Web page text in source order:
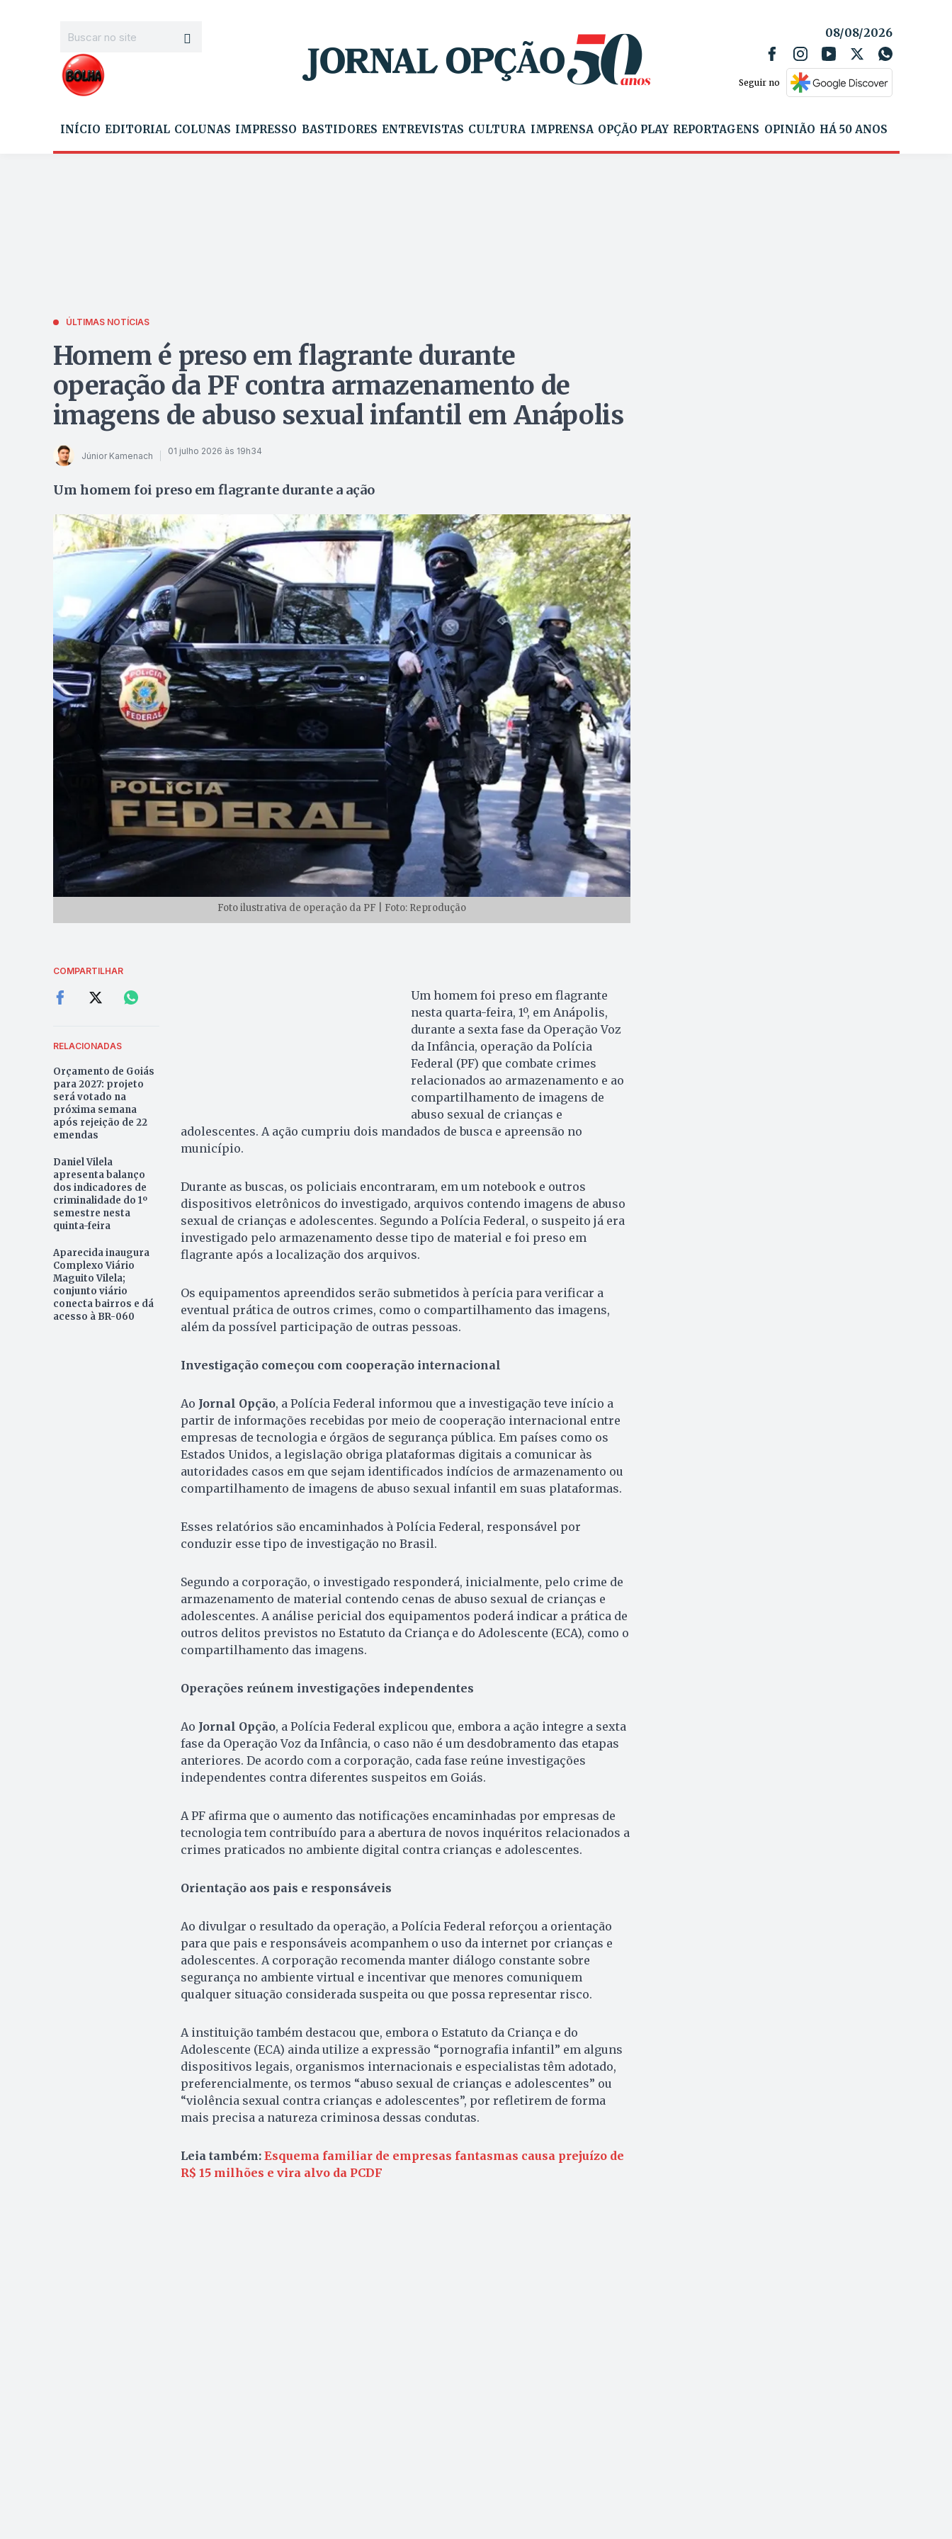
08/08/2026
Seguir no
INÍCIO EDITORIAL COLUNAS IMPRESSO BASTIDORES ENTREVISTAS CULTURA IMPRENSA OPÇÃO PLAY REPORTAGENS OPINIÃO HÁ 50 ANOS
ÚLTIMAS NOTÍCIAS
Homem é preso em flagrante durante
operação da PF contra armazenamento de
imagens de abuso sexual infantil em Anápolis
Júnior Kamenach 01 julho 2026 às 19h34
Um homem foi preso em flagrante durante a ação
Foto ilustrativa de operação da PF | Foto: Reprodução
COMPARTILHAR
RELACIONADAS
Orçamento de Goiás
para 2027: projeto
será votado na
próxima semana
após rejeição de 22
emendas
Daniel Vilela
apresenta balanço
dos indicadores de
criminalidade do 1º
semestre nesta
quinta-feira
Aparecida inaugura
Complexo Viário
Maguito Vilela;
conjunto viário
conecta bairros e dá
acesso à BR-060
Um homem foi preso em flagrante
nesta quarta-feira, 1º, em Anápolis,
durante a sexta fase da Operação Voz
da Infância, operação da Polícia
Federal (PF) que combate crimes
relacionados ao armazenamento e ao
compartilhamento de imagens de
abuso sexual de crianças e
adolescentes. A ação cumpriu dois mandados de busca e apreensão no
município.
Durante as buscas, os policiais encontraram, em um notebook e outros
dispositivos eletrônicos do investigado, arquivos contendo imagens de abuso
sexual de crianças e adolescentes. Segundo a Polícia Federal, o suspeito já era
investigado pelo armazenamento desse tipo de material e foi preso em
flagrante após a localização dos arquivos.
Os equipamentos apreendidos serão submetidos à perícia para verificar a
eventual prática de outros crimes, como o compartilhamento das imagens,
além da possível participação de outras pessoas.
Investigação começou com cooperação internacional
Ao Jornal Opção, a Polícia Federal informou que a investigação teve início a
partir de informações recebidas por meio de cooperação internacional entre
empresas de tecnologia e órgãos de segurança pública. Em países como os
Estados Unidos, a legislação obriga plataformas digitais a comunicar às
autoridades casos em que sejam identificados indícios de armazenamento ou
compartilhamento de imagens de abuso sexual infantil em suas plataformas.
Esses relatórios são encaminhados à Polícia Federal, responsável por
conduzir esse tipo de investigação no Brasil.
Segundo a corporação, o investigado responderá, inicialmente, pelo crime de
armazenamento de material contendo cenas de abuso sexual de crianças e
adolescentes. A análise pericial dos equipamentos poderá indicar a prática de
outros delitos previstos no Estatuto da Criança e do Adolescente (ECA), como o
compartilhamento das imagens.
Operações reúnem investigações independentes
Ao Jornal Opção, a Polícia Federal explicou que, embora a ação integre a sexta
fase da Operação Voz da Infância, o caso não é um desdobramento das etapas
anteriores. De acordo com a corporação, cada fase reúne investigações
independentes contra diferentes suspeitos em Goiás.
A PF afirma que o aumento das notificações encaminhadas por empresas de
tecnologia tem contribuído para a abertura de novos inquéritos relacionados a
crimes praticados no ambiente digital contra crianças e adolescentes.
Orientação aos pais e responsáveis
Ao divulgar o resultado da operação, a Polícia Federal reforçou a orientação
para que pais e responsáveis acompanhem o uso da internet por crianças e
adolescentes. A corporação recomenda manter diálogo constante sobre
segurança no ambiente virtual e incentivar que menores comuniquem
qualquer situação considerada suspeita ou que possa representar risco.
A instituição também destacou que, embora o Estatuto da Criança e do
Adolescente (ECA) ainda utilize a expressão “pornografia infantil” em alguns
dispositivos legais, organismos internacionais e especialistas têm adotado,
preferencialmente, os termos “abuso sexual de crianças e adolescentes” ou
“violência sexual contra crianças e adolescentes”, por refletirem de forma
mais precisa a natureza criminosa dessas condutas.
Leia também: Esquema familiar de empresas fantasmas causa prejuízo de
R$ 15 milhões e vira alvo da PCDF